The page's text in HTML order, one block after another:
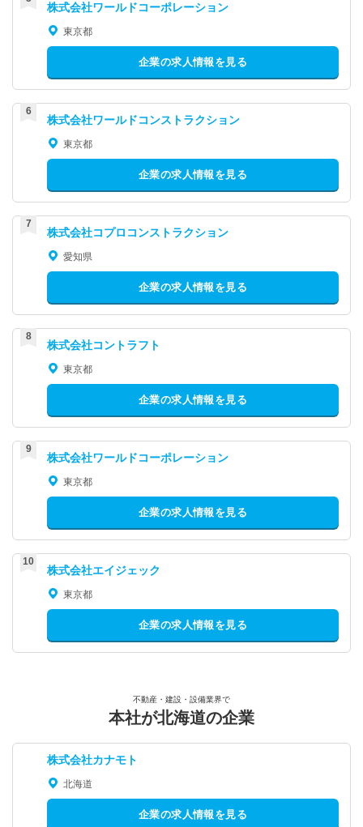
株式会社ワールドコーポレーション
東京都
企業の求人情報を見る
株式会社ワールドコンストラクション
東京都
企業の求人情報を見る
株式会社コプロコンストラクション
愛知県
企業の求人情報を見る
株式会社コントラフト
東京都
企業の求人情報を見る
株式会社ワールドコーポレーション
東京都
企業の求人情報を見る
株式会社エイジェック
東京都
企業の求人情報を見る
不動産・建設・設備業界で
本社が北海道の企業
株式会社カナモト
北海道
企業の求人情報を見る